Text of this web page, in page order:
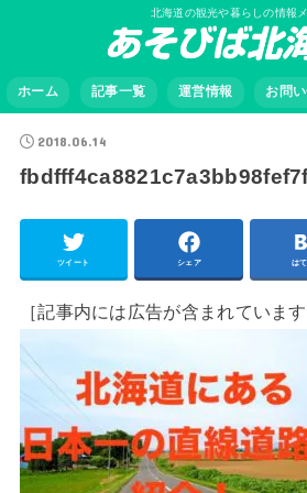
北海道の観光や暮らしの情報
ホーム 記事一覧 運営情報 お問
2018.06.14
ツイート シェア は
［記事内には広告が含まれています